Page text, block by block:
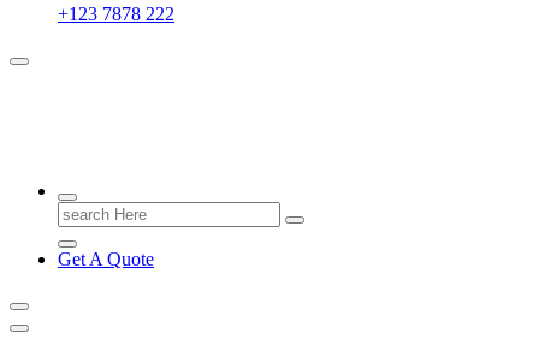
+123 7878 222
Search
for:
Get A Quote